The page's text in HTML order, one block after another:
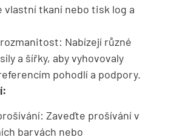
vlastní tkaní nebo tisk log a
Nabízejí různé
a šířky, aby vyhovovaly
pohodlí a podpory.
Zaveďte prošívání v
barvách nebo